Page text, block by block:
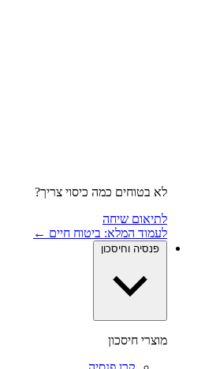
לא בטוחים כמה כיסוי צריך?
לתיאום שיחה
לעמוד המלא: ביטוח חיים ←
פנסיה וחיסכון
מוצרי חיסכון